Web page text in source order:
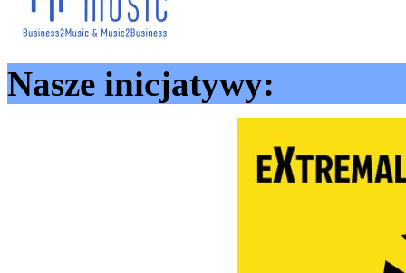
Nasze inicjatywy: